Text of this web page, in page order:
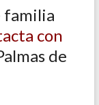
familia
con
de